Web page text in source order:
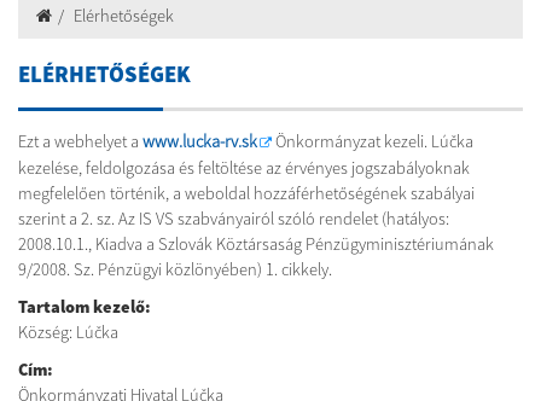
Elérhetőségek
ELÉRHETŐSÉGEK
Ezt a webhelyet a www.lucka-rv.sk
Önkormányzat kezeli. Lúčka
kezelése, feldolgozása és feltöltése az érvényes jogszabályoknak
megfelelően történik, a weboldal hozzáférhetőségének szabályai
szerint a 2. sz. Az IS VS szabványairól szóló rendelet (hatályos:
2008.10.1., Kiadva a Szlovák Köztársaság Pénzügyminisztériumának
9/2008. Sz. Pénzügyi közlönyében) 1. cikkely.
Tartalom kezelő:
Község: Lúčka
Cím:
Önkormányzati Hivatal Lúčka